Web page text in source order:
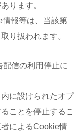
ります。
報等は、当該第
り扱われます。
信の利用停止に
に設けられたオプ
ことを停止するこ
によるCookie情